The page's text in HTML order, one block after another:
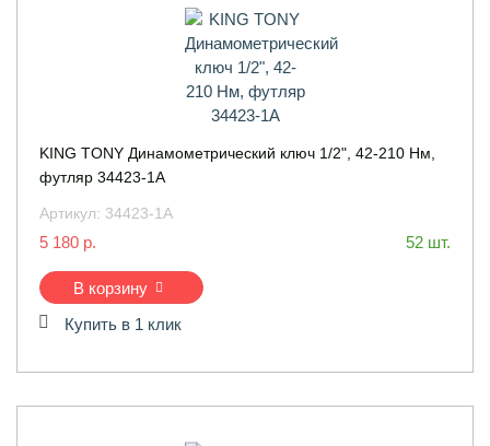
KING TONY Динамометрический ключ 1/2", 42-210 Нм,
футляр 34423-1A
Артикул: 34423-1A
5 180 р. 52 шт.
В корзину
Купить в 1 клик